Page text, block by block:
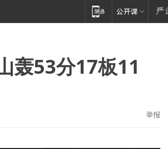
轰53分17板11
举报